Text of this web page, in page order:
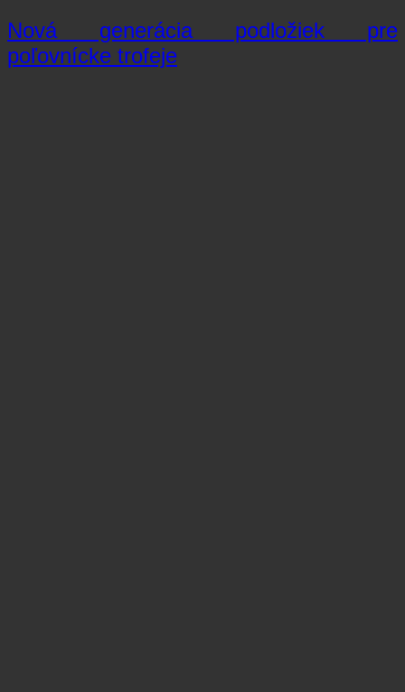
Nová generácia podložiek pre
poľovnícke trofeje